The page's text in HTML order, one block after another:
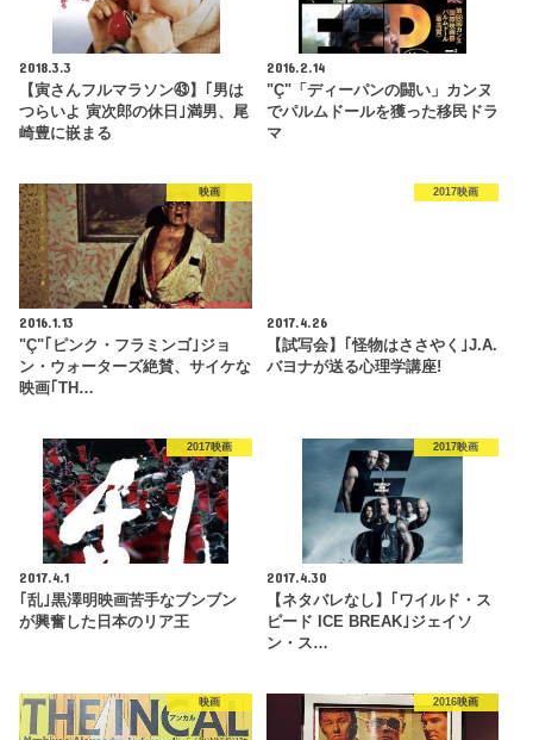
2018.3.3
【寅さんフルマラソン㊸】｢男は
つらいよ 寅次郎の休日｣満男、尾
崎豊に嵌まる
2016.2.14
"Ç"「ディーパンの闘い」カンヌ
でパルムドールを獲った移民ドラ
マ
映画
2016.1.13
"Ç"｢ピンク・フラミンゴ｣ジョ
ン・ウォーターズ絶賛、サイケな
映画｢TH…
2017映画
2017.4.26
【試写会】｢怪物はささやく｣J.A.
バヨナが送る心理学講座!
2017映画
2017.4.1
｢乱｣黒澤明映画苦手なブンブン
が興奮した日本のリア王
2017映画
2017.4.30
【ネタバレなし】｢ワイルド・ス
ピード ICE BREAK｣ジェイソ
ン・ス…
映画 2016映画